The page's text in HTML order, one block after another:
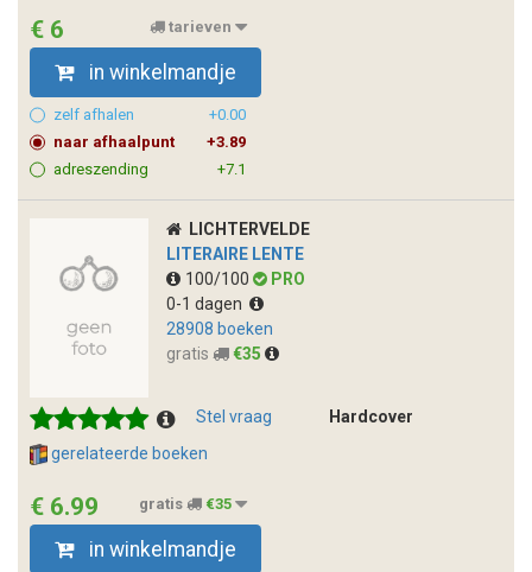
€ 6 tarieven
in winkelmandje
zelf afhalen
+0.00
naar afhaalpunt
+3.89
adreszending
+7.1
LICHTERVELDE
LITERAIRE LENTE
100/100
PRO
0-1 dagen
28908 boeken
gratis
€35
Stel vraag
Hardcover
gerelateerde boeken
€ 6.99 gratis €35
in winkelmandje